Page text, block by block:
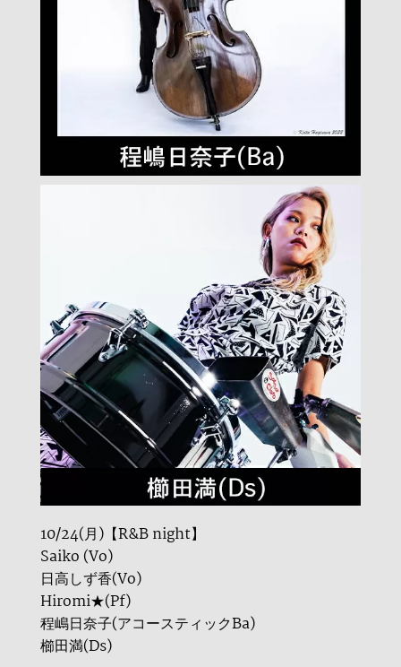
10/24(月)【R&B night】
Saiko (Vo)
日高しず香(Vo)
Hiromi★(Pf)
程嶋日奈子(アコースティックBa)
櫛田満(Ds)